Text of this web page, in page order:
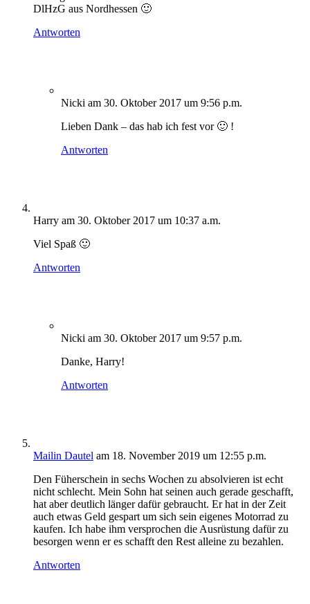
DlHzG aus Nordhessen 🙂
Antworten
Nicki am 30. Oktober 2017 um 9:56 p.m.
Lieben Dank – das hab ich fest vor 🙂 !
Antworten
Harry am 30. Oktober 2017 um 10:37 a.m.
Viel Spaß 🙂
Antworten
Nicki am 30. Oktober 2017 um 9:57 p.m.
Danke, Harry!
Antworten
Mailin Dautel am 18. November 2019 um 12:55 p.m.
Den Füherschein in sechs Wochen zu absolvieren ist echt
nicht schlecht. Mein Sohn hat seinen auch gerade geschafft,
hat aber deutlich länger dafür gebraucht. Er hat in der Zeit
auch etwas Geld gespart um sich sein eigenes Motorrad zu
kaufen. Ich habe ihm versprochen die Ausrüstung dafür zu
besorgen wenn er es schafft den Rest alleine zu bezahlen.
Antworten